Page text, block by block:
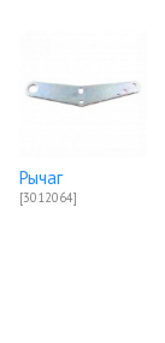
Рычаг
[3012064]